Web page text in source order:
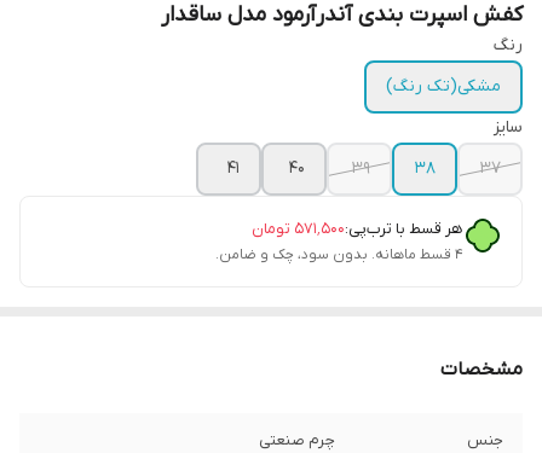
کفش اسپرت بندی آندرآرمود مدل ساقدار
رنگ
مشکی(تک رنگ)
سایز
37
38
39
40
41
هر قسط با ترب‌پی:۵۷۱٬۵۰۰ تومان
۴ قسط ماهانه. بدون سود، چک و ضامن.
مشخصات
جنس چرم صنعتی